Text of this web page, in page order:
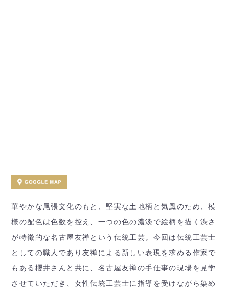
華やかな尾張文化のもと、堅実な土地柄と気風のため、模
様の配色は色数を控え、一つの色の濃淡で絵柄を描く渋さ
が特徴的な名古屋友禅という伝統工芸。今回は伝統工芸士
としての職人であり友禅による新しい表現を求める作家で
もある櫻井さんと共に、名古屋友禅の手仕事の現場を見学
させていただき、女性伝統工芸士に指導を受けながら染め